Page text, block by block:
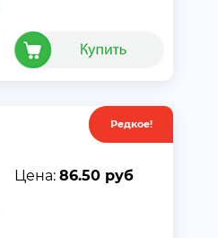
Акция
Редкое!
Цена: 86.50 руб